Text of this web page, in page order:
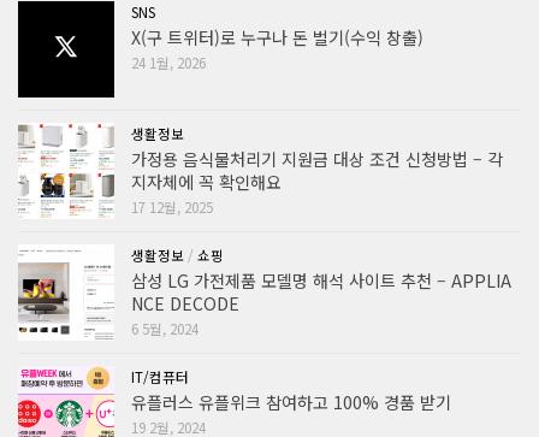
SNS
X(구 트위터)로 누구나 돈 벌기(수익 창출)
24 1월, 2026
생활정보
가정용 음식물처리기 지원금 대상 조건 신청방법 – 각
지자체에 꼭 확인해요
17 12월, 2025
생활정보 / 쇼핑
삼성 LG 가전제품 모델명 해석 사이트 추천 – APPLIA
NCE DECODE
6 5월, 2024
IT/컴퓨터
유플러스 유플위크 참여하고 100% 경품 받기
19 2월, 2024